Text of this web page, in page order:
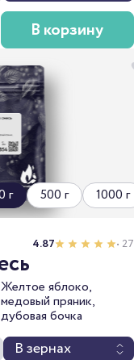
В корзину
г 500 г 1000 г
4.87 • 27
Желтое яблоко,
медовый пряник,
дубовая бочка
В зернах